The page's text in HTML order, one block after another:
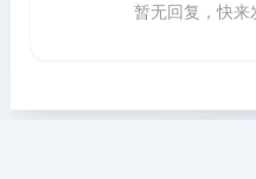
暂无回复，快来